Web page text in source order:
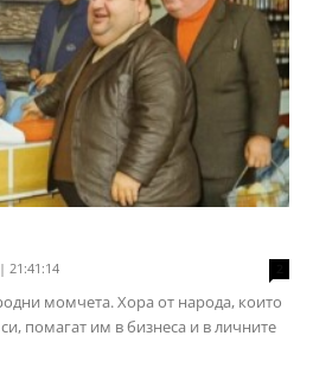
21:41:14
момчета. Хора от народа, които
помагат им в бизнеса и в личните